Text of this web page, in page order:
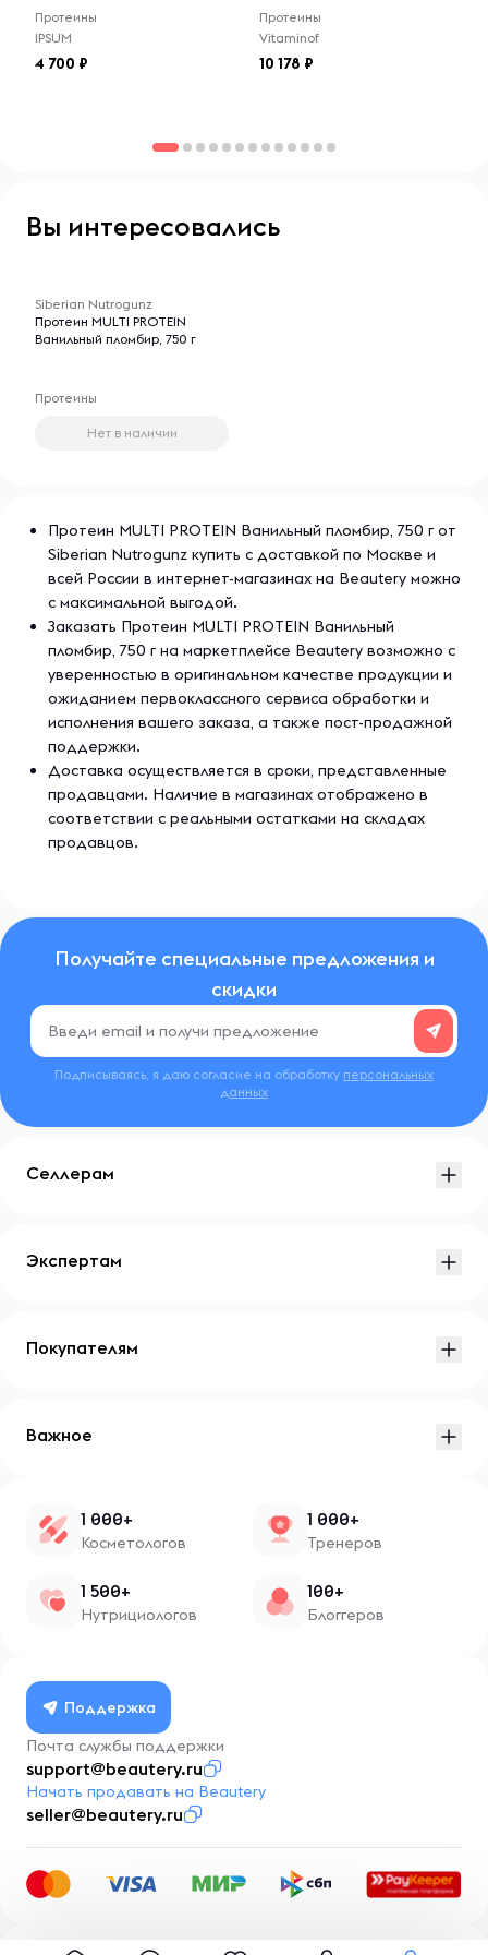
Протеины
IPSUM
4 700
Протеины
Vitaminof
10 178
Вы интересовались
Siberian Nutrogunz
Протеин MULTI PROTEIN
Ванильный пломбир, 750 г
Протеины
Нет в наличии
Протеин MULTI PROTEIN Ванильный пломбир, 750 г от
Siberian Nutrogunz купить с доставкой по Москве и
всей России в интернет-магазинах на Beautery можно
с максимальной выгодой.
Заказать Протеин MULTI PROTEIN Ванильный
пломбир, 750 г на маркетплейсе Beautery возможно с
уверенностью в оригинальном качестве продукции и
ожиданием первоклассного сервиса обработки и
исполнения вашего заказа, а также пост-продажной
поддержки.
Доставка осуществляется в сроки, представленные
продавцами. Наличие в магазинах отображено в
соответствии с реальными остатками на складах
продавцов.
Получайте специальные предложения и
скидки
Подписываясь, я даю согласие на обработку персональных
данных
Селлерам
Экспертам
Покупателям
Важное
1 000+
Косметологов
1 000+
Тренеров
1 500+
Нутрициологов
100+
Блоггеров
Поддержка
Почта службы поддержки
support@beautery.ru
Начать продавать на Beautery
seller@beautery.ru